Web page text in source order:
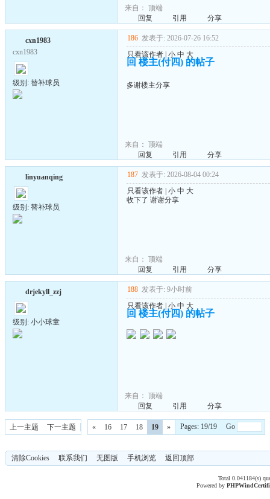
来自： 顶端
回复
引用 分享
cxn1983
cxn1983
级别: 替补球员
186 发表于: 2026-07-26 16:52
只看该作者 小 中 大
回 楼主(付四) 的帖子
多谢楼主分享
来自： 顶端
回复
引用 分享
linyuanqing
级别: 替补球员
187 发表于: 2026-08-04 00:24
只看该作者 小 中 大
收下了 谢谢分享
来自： 顶端
回复
引用 分享
drjekyll_zzj
级别: 小小球童
188 发表于: 9小时前
只看该作者 小 中 大
回 楼主(付四) 的帖子
来自： 顶端
回复
引用 分享
上一主题 下一主题 « 16 17 18 19 » Pages: 19/19 Go
清除Cookies 联系我们 无图版 手机浏览 返回顶部
Total 0.041184(s)
Powered byPHPWind